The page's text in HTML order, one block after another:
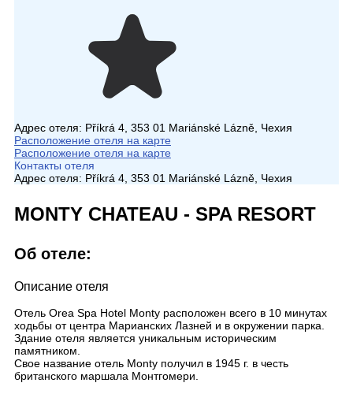
Адрес отеля: Příkrá 4, 353 01 Mariánské Lázně, Чехия
Расположение отеля на карте
Расположение отеля на карте
Контакты отеля
Адрес отеля: Příkrá 4, 353 01 Mariánské Lázně, Чехия
MONTY CHATEAU - SPA RESORT
Об отеле:
Описание отеля
Отель Orea Spa Hotel Monty расположен всего в 10 минутах
ходьбы от центра Марианских Лазней и в окружении парка.
Здание отеля является уникальным историческим
памятником.
Свое название отель Monty получил в 1945 г. в честь
британского маршала Монтгомери.